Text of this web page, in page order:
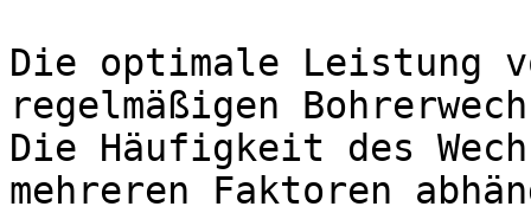
Die optimale Leistung
regelmäßigen
Die Häufigkeit des
mehreren Faktoren